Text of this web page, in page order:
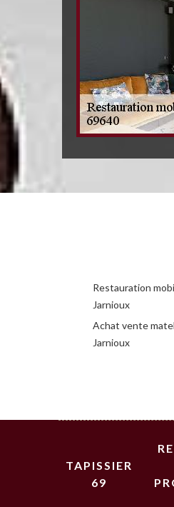
Restauration
Jarnioux
Achat vente
Jarnioux
TAPISSIER
69